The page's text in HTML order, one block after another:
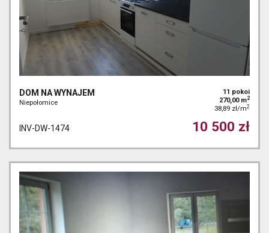
DOM NA WYNAJEM
Niepołomice
11 pokoi
270,00 m2
38,89 zł/m2
INV-DW-1474 10 500 zł